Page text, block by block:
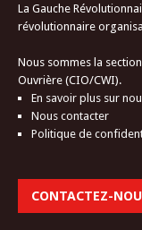
La Gauche
révolutionnaire
Nous sommes la
Ouvrière (CIO/CWI).
En savoir plus sur
Nous contacter
Politique de
CONTACTEZ-